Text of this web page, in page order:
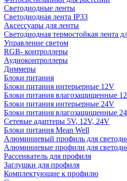
Светодиодные ленты
Светодиодная лента IP33
Аксессуары для ленты
Светодиодная термостойкая лента
Управление светом
RGB- контроллеры
Аудиоконтроллеры
Диммеры
Блоки питания
Блоки питания интерьерные 12V
Блоки питания влагозащищенные
Блоки питания интерьерные 24V
Блоки питания влагозащищенные
Сетевые адаптеры 5V, 12V, 24V
Блоки питания Mean Well
Алюминиевый профиль для
Алюминиевые профили для
Рассеиватель для профиля
Заглушки для профиля
Комплектующие к профилю